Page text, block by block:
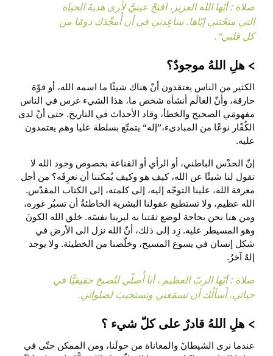
صلاة : أيّها الله العزيز، افتحْ عينيََّ لأرى هديةَ الحياة
التي منحْتني إيّاها. ساعِدني في أن أُمجِّدَك دومًا من
كل قلبي“.
هلِ اللهُ موجودٌ؟
الكثير من الناس يعتقدون أنّ هناك شيئًا ما اسمه الله، أو قوّة
خارقة، وأنّ العالَم أنشأه شخص ما، هذا الشيء غرس في الناس
مفهومَي الصحيح والخطأ، وقاد الأحداث في التاريخ. حتى أنّ لدى
الكُفّار نوعًا من المبادىء،”إله“ يتمتّع بسلطة عليا وهم يعتمدون
عليه.
إنّ الحدْس الباطني، أو الرأي أو القناعة بخصوص وجود الله لا
تقول لنا شيئًا عن الله، كيف هو وكيف يُمكننا أن نعرِفَه؟ من أجل
معرفة الله، علينا التوجّه إليه، إلى كلمته، إلى الكتاب المقدّس.
الله عظيم، ولا تستطيع عقولنا البشرية الخاطئةُ أن تسبُر غوره،
ومن هنا نحن بحاجة لوضع ثقتنا به ليرينا نفسَه. خلق الله الكونَ
وهو المسيطر عليه. زِد إلى ذلك، أنّ الله نزل الى الأرض في
شكل إنسان في يسوع المسيح، وخلّصنا من الخطيئة. ولا يوجد
إلهٌ آخرُ.
صلاة : أيّها الربّ العظيم ، أنا أُصلّي لتُصبحَ حقيقيًّا في
حياتي. أَسألُك أن تسمَعني وتستجيبَ لصلواتي.
هلِ اللهُ قادرٌ على كلّ شيء ؟
عندما نرى الشيطانَ والمعاناة من حولَنا، ومن الممكن حتّى في